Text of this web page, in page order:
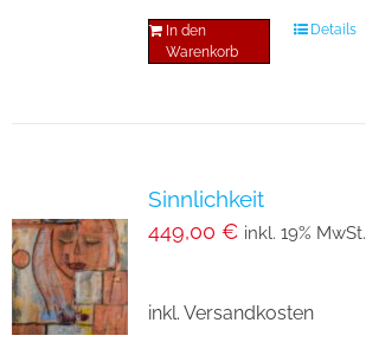
In den
Warenkorb
Details
Sinnlichkeit
449,00 € inkl. 19% MwSt.
inkl. Versandkosten